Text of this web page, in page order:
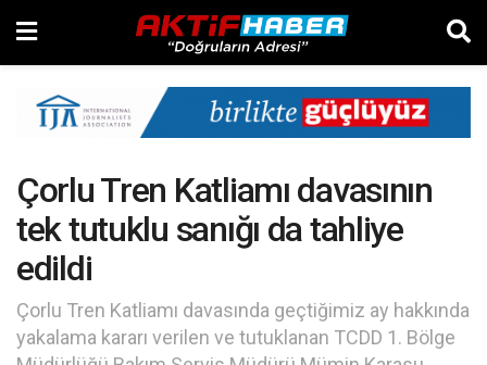
Çorlu Tren Katliamı davasının
tek tutuklu sanığı da tahliye
edildi
Çorlu Tren Katliamı davasında geçtiğimiz ay hakkında
yakalama kararı verilen ve tutuklanan TCDD 1. Bölge